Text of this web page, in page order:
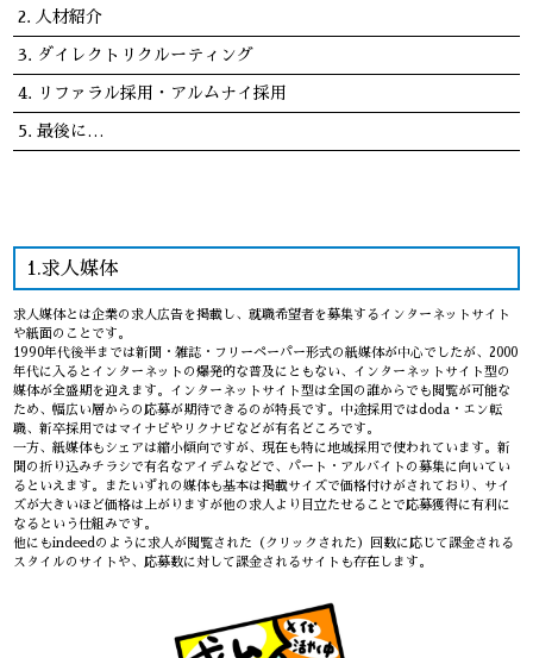
人材紹介
ダイレクトリクルーティング
リファラル採用・アルムナイ採用
最後に…
1.求人媒体
求人媒体とは企業の求人広告を掲載し、就職希望者を募集するインターネットサイト
や紙面のことです。
1990年代後半までは新聞・雑誌・フリーペーパー形式の紙媒体が中心でしたが、2000
年代に入るとインターネットの爆発的な普及にともない、インターネットサイト型の
媒体が全盛期を迎えます。インターネットサイト型は全国の誰からでも閲覧が可能な
ため、幅広い層からの応募が期待できるのが特長です。中途採用ではdoda・エン転
職、新卒採用ではマイナビやリクナビなどが有名どころです。
一方、紙媒体もシェアは縮小傾向ですが、現在も特に地域採用で使われています。新
聞の折り込みチラシで有名なアイデムなどで、パート・アルバイトの募集に向いてい
るといえます。またいずれの媒体も基本は掲載サイズで価格付けがされており、サイ
ズが大きいほど価格は上がりますが他の求人より目立たせることで応募獲得に有利に
なるという仕組みです。
他にもindeedのように求人が閲覧された（クリックされた）回数に応じて課金される
スタイルのサイトや、応募数に対して課金されるサイトも存在します。